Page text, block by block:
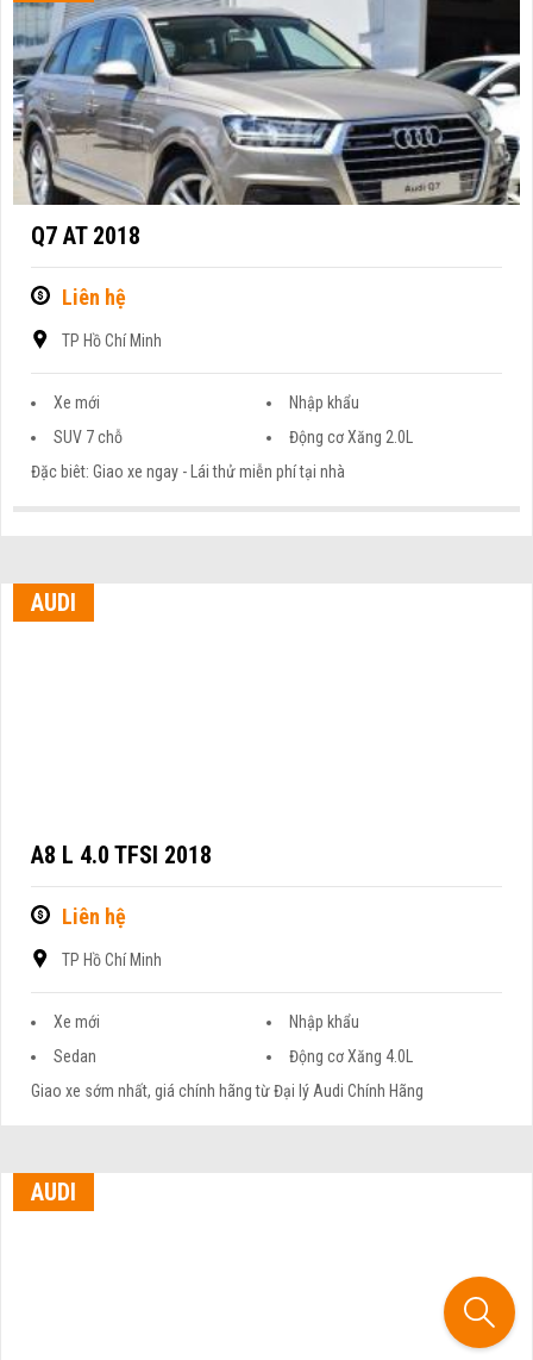
Q7 AT 2018
Liên hệ
TP Hồ Chí Minh
Xe mới
Nhập khẩu
SUV 7 chỗ
Động cơ Xăng 2.0L
Đặc biêt: Giao xe ngay - Lái thử miễn phí tại nhà
AUDI
A8 L 4.0 TFSI 2018
Liên hệ
TP Hồ Chí Minh
Xe mới
Nhập khẩu
Sedan
Động cơ Xăng 4.0L
Giao xe sớm nhất, giá chính hãng từ Đại lý Audi Chính Hãng
AUDI